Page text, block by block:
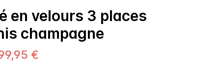
en velours 3 places
champagne
€